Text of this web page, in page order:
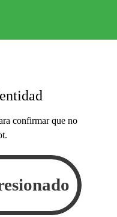
confirmar que no